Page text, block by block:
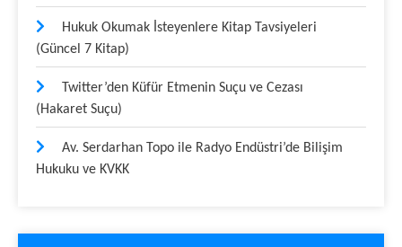
Hukuk Okumak İsteyenlere Kitap Tavsiyeleri
(Güncel 7 Kitap)
Twitter’den Küfür Etmenin Suçu ve Cezası
(Hakaret Suçu)
Av. Serdarhan Topo ile Radyo Endüstri’de Bilişim
Hukuku ve KVKK